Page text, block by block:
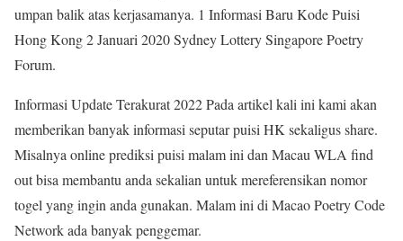
umpan balik atas kerjasamanya. 1 Informasi Baru Kode Puisi
Hong Kong 2 Januari 2020 Sydney Lottery Singapore Poetry
Forum.
Informasi Update Terakurat 2022 Pada artikel kali ini kami akan
memberikan banyak informasi seputar puisi HK sekaligus share.
Misalnya online prediksi puisi malam ini dan Macau WLA find
out bisa membantu anda sekalian untuk mereferensikan nomor
togel yang ingin anda gunakan. Malam ini di Macao Poetry Code
Network ada banyak penggemar.